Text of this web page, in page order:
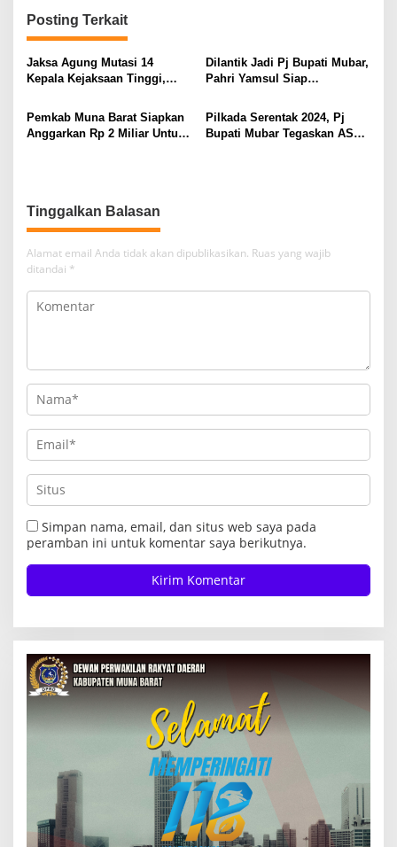
Posting Terkait
Jaksa Agung Mutasi 14
Kepala Kejaksaan Tinggi,
Dilantik Jadi Pj Bupati Mubar,
Pahri Yamsul Siap
Pemerintah Provinsi dan
Pusat
Pemkab Muna Barat Siapkan
Anggarkan Rp 2 Miliar Untuk
Pilkada Serentak 2024, Pj
Bupati Mubar Tegaskan ASN
Tinggalkan Balasan
Alamat email Anda tidak akan dipublikasikan. Ruas yang wajib
ditandai *
Simpan nama, email, dan situs web saya pada
peramban ini untuk komentar saya berikutnya.